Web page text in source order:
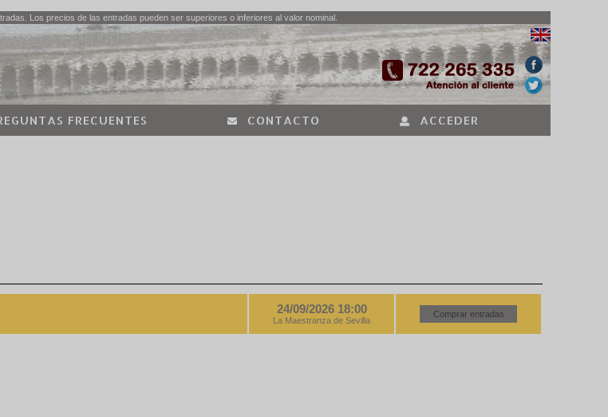
Los precios de las entradas pueden ser superiores o inferiores al valor nominal.
FRECUENTES CONTACTO ACCEDER
24/09/2026 18:00
La Maestranza de Sevilla
Comprar entradas